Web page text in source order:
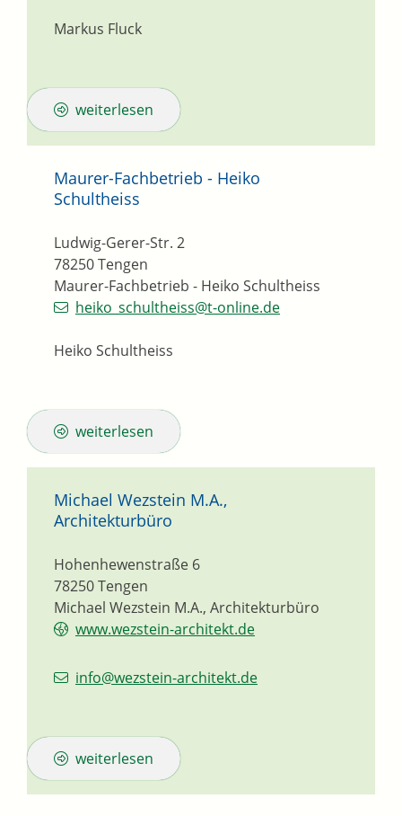
Markus Fluck
weiterlesen
Maurer-Fachbetrieb - Heiko
Schultheiss
Maurer-Fachbetrieb - Heiko Schultheiss
Ludwig-Gerer-Str. 2
78250Tengen
heiko_schultheiss@t-online.de
Heiko Schultheiss
weiterlesen
Michael Wezstein M.A.,
Architekturbüro
Michael Wezstein M.A., Architekturbüro
Hohenhewenstraße 6
78250Tengen
www.wezstein-architekt.de
info@wezstein-architekt.de
weiterlesen